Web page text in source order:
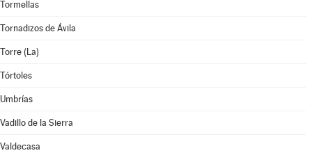
Tormellas
Tornadizos de Ávila
Torre (La)
Tórtoles
Umbrías
Vadillo de la Sierra
Valdecasa